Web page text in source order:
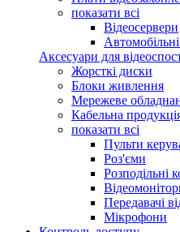
показати всі
Відеосервери
Аксесуари для
Жорсткі диски
Блоки живлення
Мережеве
Кабельна
показати всі
Пульти
Роз'єми
Розподільні
Передавачі
Мікрофони